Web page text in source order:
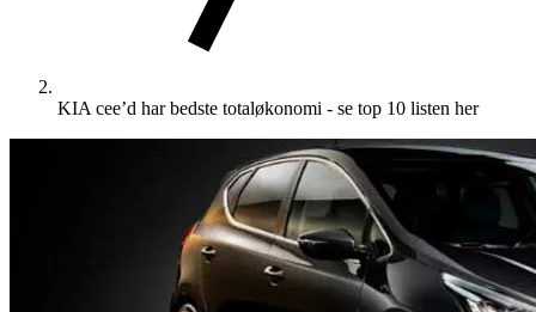
KIA cee’d har bedste totaløkonomi - se top 10 listen her